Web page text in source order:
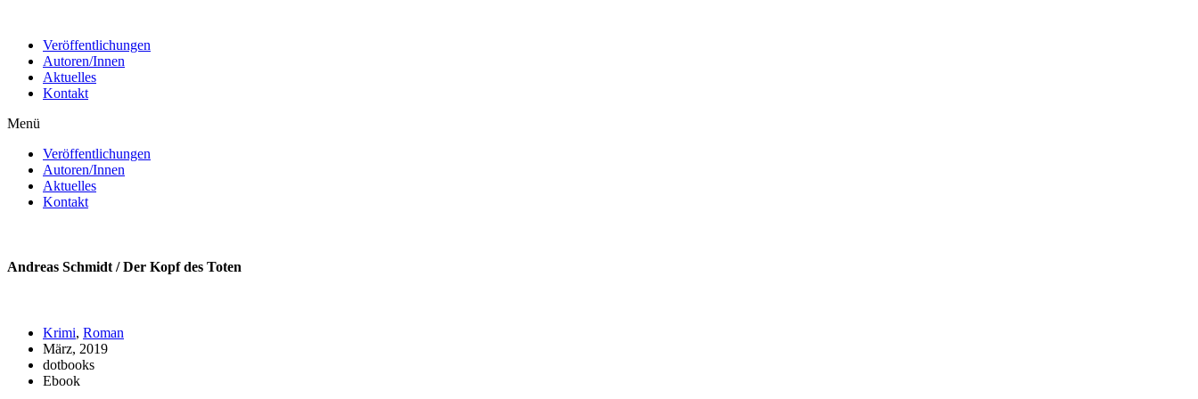
wechselnVeröffentlichungen
Autoren/Innen
Aktuelles
Kontakt
Menü
Veröffentlichungen
Autoren/Innen
Aktuelles
Kontakt
Andreas Schmidt / Der Kopf des Toten
Krimi, Roman
März, 2019
dotbooks
Ebook